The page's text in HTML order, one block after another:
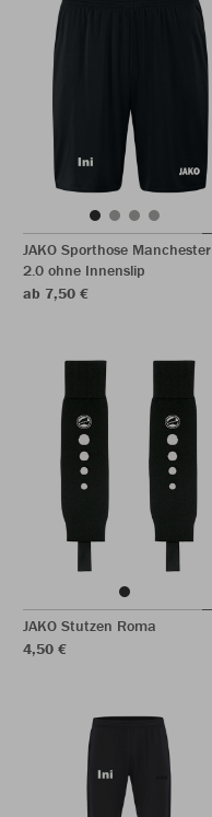
JAKO Sporthose Manchester
2.0 ohne Innenslip
ab 7,50 €
JAKO Stutzen Roma
4,50 €